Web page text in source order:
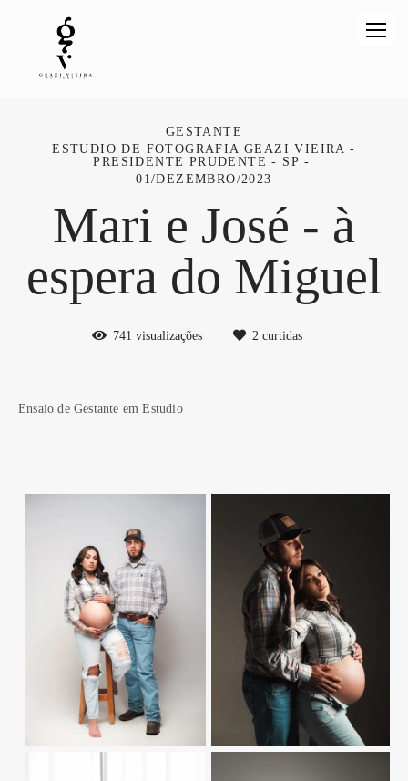
GESTANTE
ESTUDIO DE FOTOGRAFIA GEAZI VIEIRA -
PRESIDENTE PRUDENTE - SP
01/DEZEMBRO/2023
Mari e José - à
espera do Miguel
741 visualizações 2 curtidas
Ensaio de Gestante em Estudio